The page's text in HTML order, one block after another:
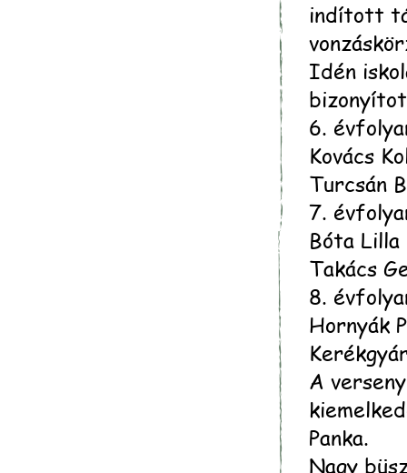
indított
Idén
6.
Kovács
Turcsán
7.
Bóta
Takács
8.
Hornyák
A
Panka.
Nagy